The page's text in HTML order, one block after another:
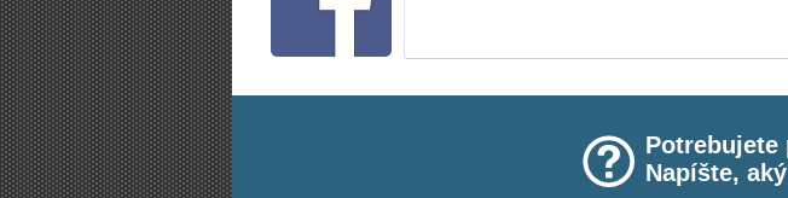
Napíšte,